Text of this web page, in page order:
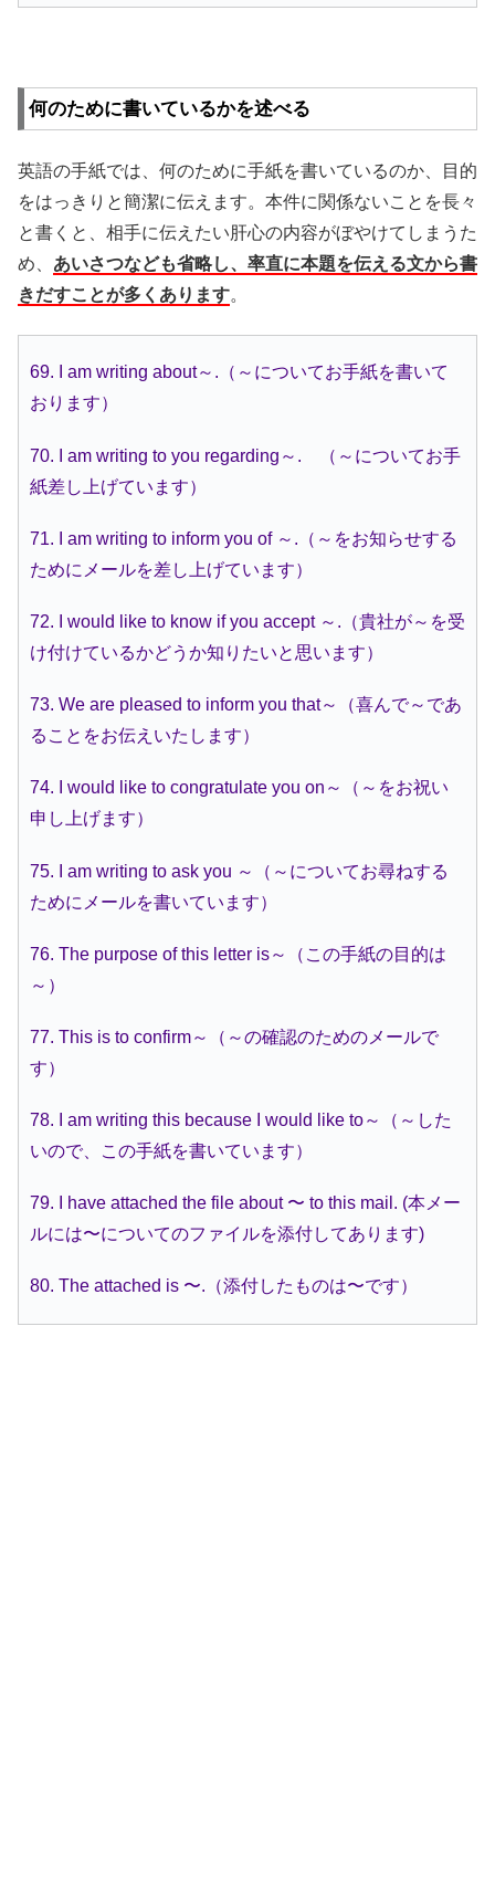
何のために書いているかを述べる
英語の手紙では、何のために手紙を書いているのか、目的
をはっきりと簡潔に伝えます。本件に関係ないことを長々
と書くと、相手に伝えたい肝心の内容がぼやけてしまうた
め、 あいさつなども省略し、率直に本題を伝える文から書
きだすことが多くあります。
69. I am writing about～.（～についてお手紙を書いて
おります）
70. I am writing to you regarding～. （～についてお手
紙差し上げています）
71. I am writing to inform you of ～.（～をお知らせする
ためにメールを差し上げています）
72. I would like to know if you accept ～.（貴社が～を受
け付けているかどうか知りたいと思います）
73. We are pleased to inform you that～（喜んで～であ
ることをお伝えいたします）
74. I would like to congratulate you on～（～をお祝い
申し上げます）
75. I am writing to ask you ～（～についてお尋ねする
ためにメールを書いています）
76. The purpose of this letter is～（この手紙の目的は
～）
77. This is to confirm～（～の確認のためのメールで
す）
78. I am writing this because I would like to～（～した
いので、この手紙を書いています）
79. I have attached the file about 〜 to this mail. (本メー
ルには〜についてのファイルを添付してあります)
80. The attached is 〜.（添付したものは〜です）